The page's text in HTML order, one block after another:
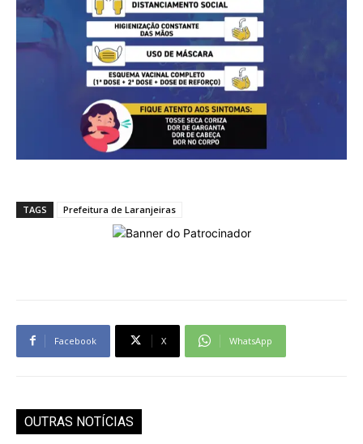
TAGS Prefeitura de Laranjeiras
Facebook X WhatsApp
OUTRAS NOTÍCIAS